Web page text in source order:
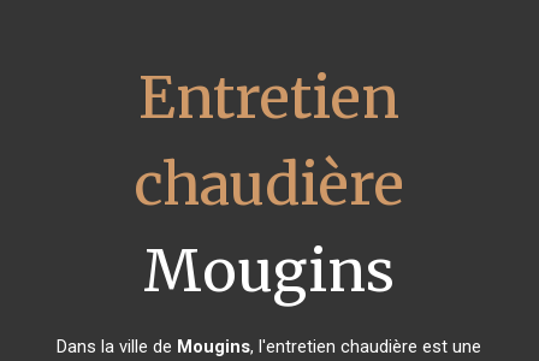
Entretien
chaudière
Mougins
Dans la ville de Mougins, l'entretien chaudière est une